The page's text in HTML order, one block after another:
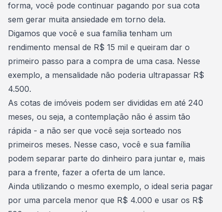
forma, você pode continuar pagando por sua cota
sem gerar muita ansiedade em torno dela.
Digamos que você e sua família tenham um
rendimento mensal de R$ 15 mil e queiram dar o
primeiro passo para a compra de uma casa. Nesse
exemplo, a mensalidade não poderia ultrapassar R$
4.500.
As cotas de imóveis podem ser divididas em até 240
meses, ou seja, a contemplação não é assim tão
rápida - a não ser que você seja sorteado nos
primeiros meses. Nesse caso, você e sua família
podem separar parte do dinheiro para juntar e, mais
para a frente, fazer a oferta de um lance.
Ainda utilizando o mesmo exemplo, o ideal seria pagar
por uma parcela menor que R$ 4.000 e usar os R$